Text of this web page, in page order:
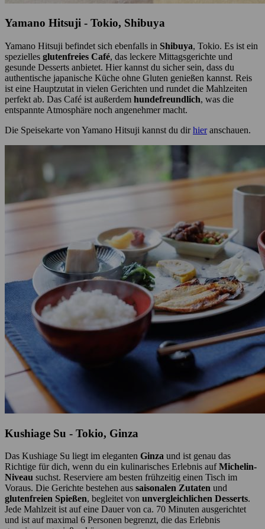
Yamano Hitsuji - Tokio, Shibuya
Yamano Hitsuji befindet sich ebenfalls in Shibuya, Tokio. Es ist ein
spezielles glutenfreies Café, das leckere Mittagsgerichte und
gesunde Desserts anbietet. Hier kannst du sicher sein, dass du
authentische japanische Küche ohne Gluten genießen kannst. Reis
ist eine Hauptzutat in vielen Gerichten und rundet die Mahlzeiten
perfekt ab. Das Café ist außerdem hundefreundlich, was die
entspannte Atmosphäre noch angenehmer macht.
Die Speisekarte von Yamano Hitsuji kannst du dirhieranschauen.
Kushiage Su - Tokio, Ginza
Das Kushiage Su liegt im eleganten Ginza und ist genau das
Richtige für dich, wenn du ein kulinarisches Erlebnis aufMichelin-
Niveau suchst. Reserviere am besten frühzeitig einen Tisch im
Voraus. Die Gerichte bestehen aus saisonalen Zutaten und
glutenfreien Spießen, begleitet von unvergleichlichen Desserts.
Jede Mahlzeit ist auf eine Dauer von ca. 70 Minuten ausgerichtet
und ist auf maximal 6 Personen begrenzt, die das Erlebnis